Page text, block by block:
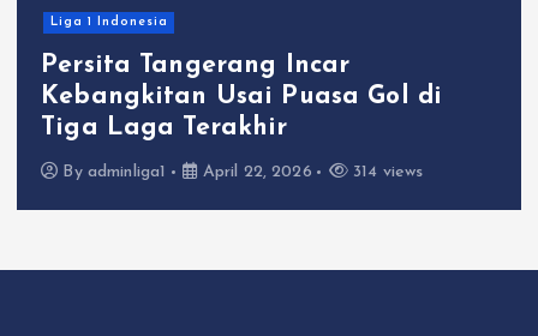
Liga 1 Indonesia
Persita Tangerang Incar
Kebangkitan Usai Puasa Gol di
Tiga Laga Terakhir
By adminliga1 April 22, 2026 314 views